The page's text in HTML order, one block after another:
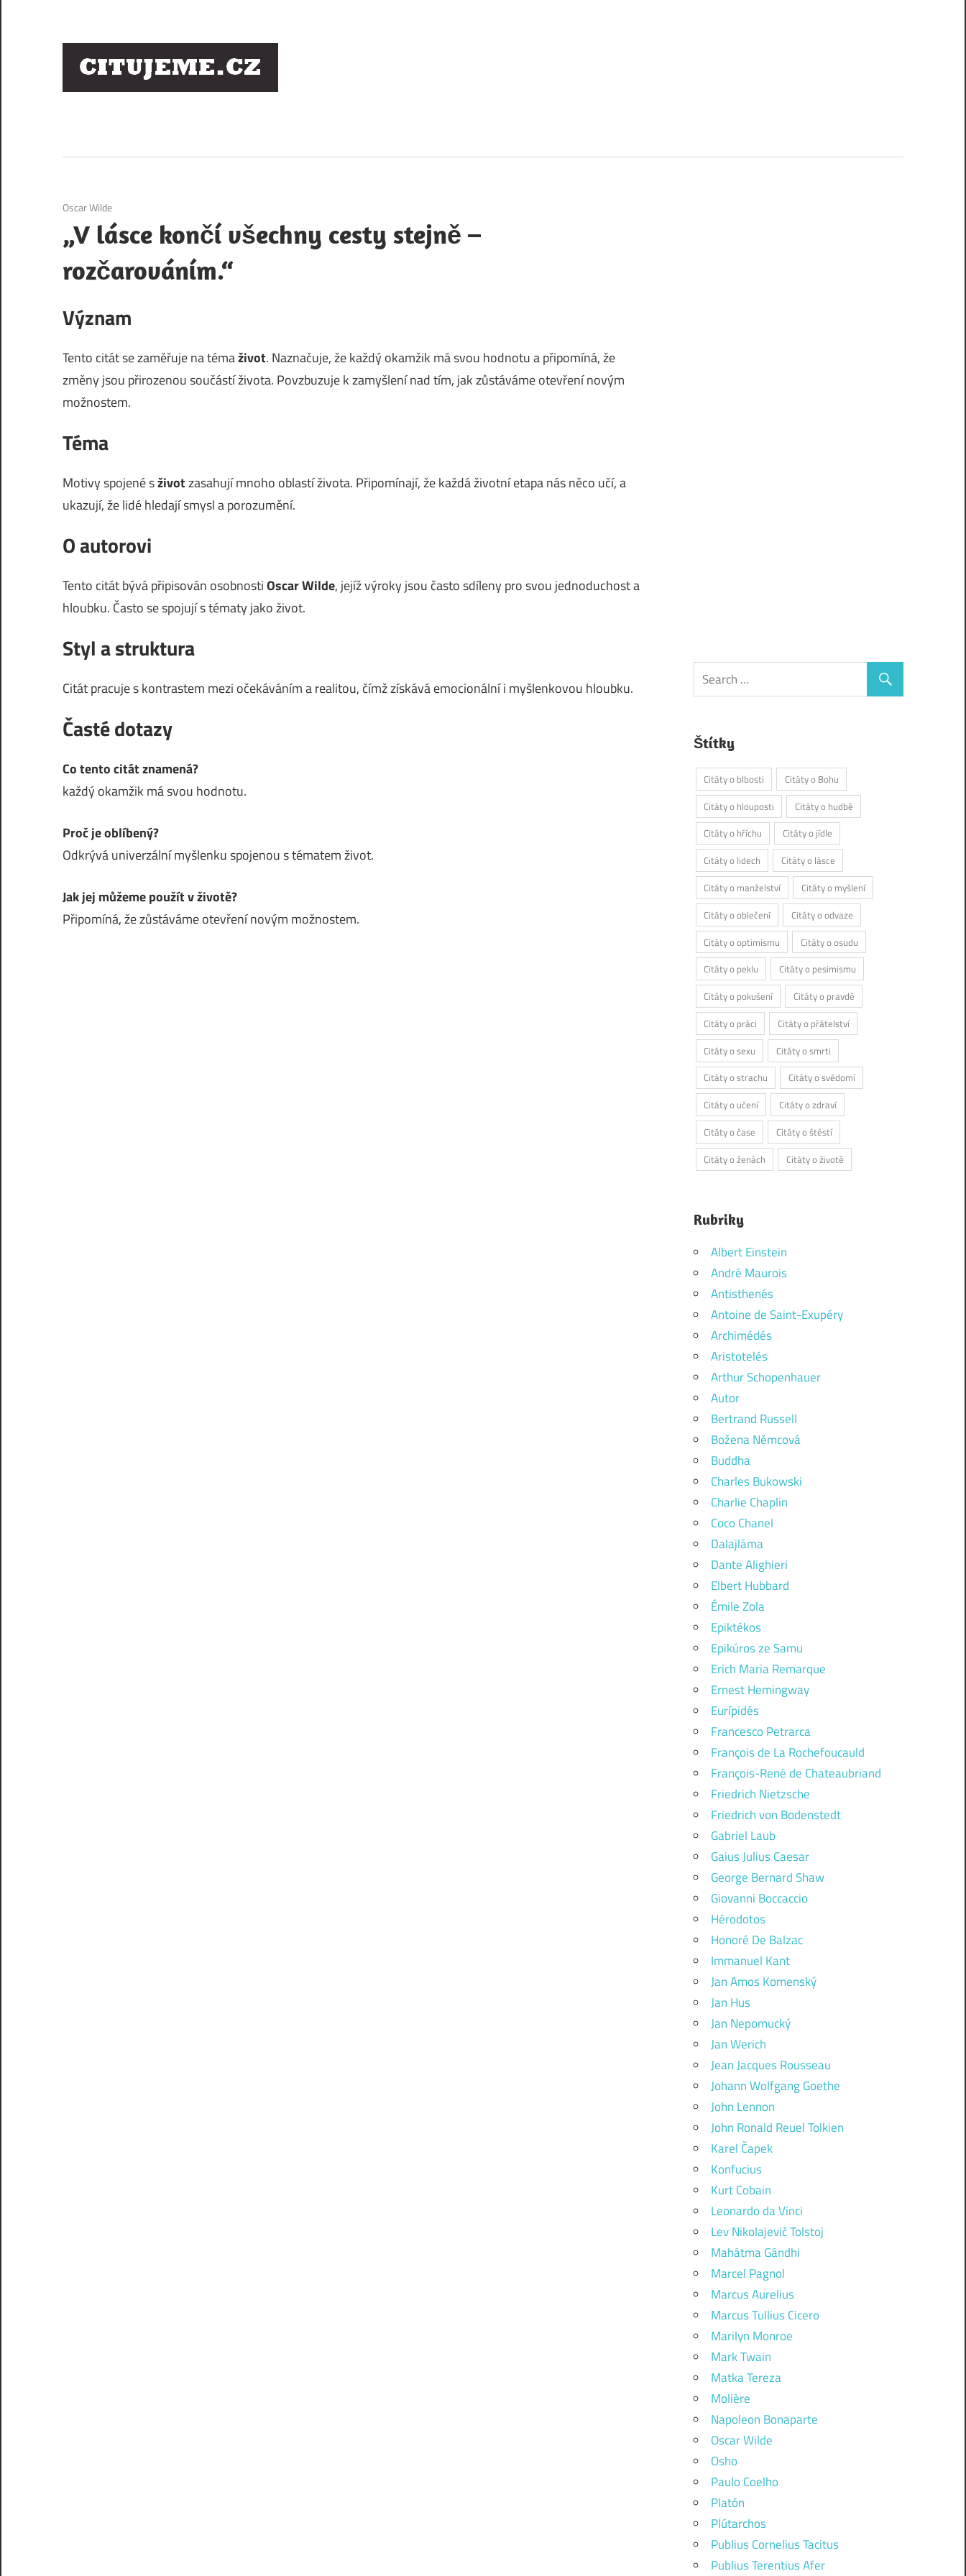
osobností
2. 12. 2020
Oscar Wilde
„V lásce končí všechny cesty stejně –
rozčarováním.“
Význam
Tento citát se zaměřuje na témaživot. Naznačuje, že každý okamžik má svou hodnotu a připomíná, že
změny jsou přirozenou součástí života. Povzbuzuje k zamyšlení nad tím, jak zůstáváme otevření novým
možnostem.
Téma
Motivy spojené sživotzasahují mnoho oblastí života. Připomínají, že každá životní etapa nás něco učí, a
ukazují, že lidé hledají smysl a porozumění.
O autorovi
Tento citát bývá připisován osobnostiOscar Wilde, jejíž výroky jsou často sdíleny pro svou jednoduchost a
hloubku. Často se spojují s tématy jako život.
Styl a struktura
Citát pracuje s kontrastem mezi očekáváním a realitou, čímž získává emocionální i myšlenkovou hloubku.
Časté dotazy
Co tento citát znamená?
každý okamžik má svou hodnotu.
Proč je oblíbený?
Odkrývá univerzální myšlenku spojenou s tématem život.
Jak jej můžeme použít v životě?
Připomíná, že zůstáváme otevření novým možnostem.
Štítky
Citáty o blbosti
Citáty o Bohu
Citáty o hlouposti
Citáty o hudbě
Citáty o hříchu
Citáty o jídle
Citáty o lidech
Citáty o lásce
Citáty o manželství
Citáty o myšlení
Citáty o oblečení
Citáty o odvaze
Citáty o optimismu
Citáty o osudu
Citáty o peklu
Citáty o pesimismu
Citáty o pokušení
Citáty o pravdě
Citáty o práci
Citáty o přátelství
Citáty o sexu
Citáty o smrti
Citáty o strachu
Citáty o svědomí
Citáty o učení
Citáty o zdraví
Citáty o čase
Citáty o štěstí
Citáty o ženách
Citáty o životě
Rubriky
Albert Einstein
André Maurois
Antisthenés
Antoine de Saint-Exupéry
Archimédés
Aristotelés
Arthur Schopenhauer
Autor
Bertrand Russell
Božena Němcová
Buddha
Charles Bukowski
Charlie Chaplin
Coco Chanel
Dalajláma
Dante Alighieri
Elbert Hubbard
Émile Zola
Epiktékos
Epikúros ze Samu
Erich Maria Remarque
Ernest Hemingway
Eurípidés
Francesco Petrarca
François de La Rochefoucauld
François-René de Chateaubriand
Friedrich Nietzsche
Friedrich von Bodenstedt
Gabriel Laub
Gaius Julius Caesar
George Bernard Shaw
Giovanni Boccaccio
Hérodotos
Honoré De Balzac
Immanuel Kant
Jan Amos Komenský
Jan Hus
Jan Nepomucký
Jan Werich
Jean Jacques Rousseau
Johann Wolfgang Goethe
John Lennon
John Ronald Reuel Tolkien
Karel Čapek
Konfucius
Kurt Cobain
Leonardo da Vinci
Lev Nikolajevič Tolstoj
Mahátma Gándhi
Marcel Pagnol
Marcus Aurelius
Marcus Tullius Cicero
Marilyn Monroe
Mark Twain
Matka Tereza
Molière
Napoleon Bonaparte
Oscar Wilde
Osho
Paulo Coelho
Platón
Plútarchos
Publius Cornelius Tacitus
Publius Terentius Afer